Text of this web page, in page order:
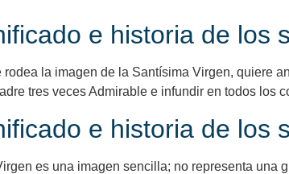
e historia de los
la imagen de la Santísima Virgen, quiere
tres veces Admirable e infundir en todos los
e historia de los
es una imagen sencilla; no representa una